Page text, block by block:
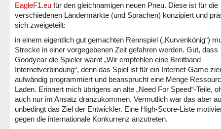
EagleF1.eu für den gleichnamigen neuen Pneu. Diese ist für die
verschiedenen Ländermärkte (und Sprachen) konzipiert und
sich zweigeteilt:
in einem eigentlich gut gemachten Rennspiel („Kurvenkönig“)
Strecke in einer vorgegebenen Zeit gefahren werden. Gut, dass
Goodyear die Spieler warnt „Wir empfehlen eine Breitband
Internetverbindung“, denn das Spiel ist für ein Internet-Game
aufwändig programmiert und beansprucht eine Menge
Laden. Erinnert mich übrigens an alte „Need For Speed“-Teile,
auch nur im Ansatz dranzukommen. Vermutlich war das aber
unbedingt das Ziel der Entwickler. Eine High-Score-Liste
gegen die internationale Konkurrenz anzutreten.